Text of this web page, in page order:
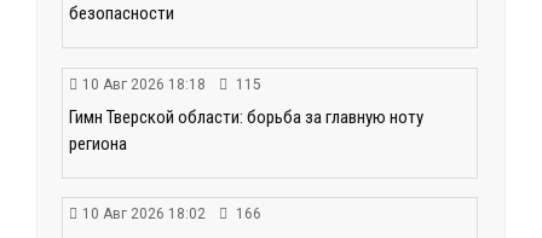
безопасности
10 Авг 2026 18:18 115
Гимн Тверской области: борьба за главную ноту
региона
10 Авг 2026 18:02 166